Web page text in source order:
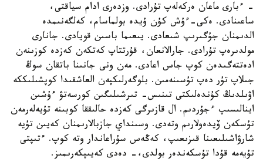
- ءبارى ماعان ەركەلەپ تۇرادى. وزدەرى ادام سياقتى،
ساعىنادى. ەكى-ءۇش كۇن ۇيدە بولماسام، كەلگەنىمدە
الدىمنان جۇگىرىپ شىعادى. يىعىما باسىن قويادى. جانارى
مولدىرەپ تۇرادى. جارالانعان، قۇرتتاپ كەتكەن كەزدە كوزىنەن
ادەتتەگىدەن كوپ جاس اعادى. مەن ونى جانىنا باتقان سوڭ
جىلاپ تۇر دەپ تۇسىنەمىن. بلوگەرلىكپەن العاشقىدا كوپشىلىككە
اۋىلدىڭ كۇندەلىكتى تىنىس- تىرشىلىگىن كورسەتۋ ءۇشىن
اينالىسىپ ءجۇردىم. ال قازىرگى كەزدە حالىققا كوبىنە تۇيەلەرمەن
تۇسكەن ۆيدەولارىم وتەدى. وسىنداي جازبالارىمنان كەيىن تۇيە
شارۋاشىلىعىنا قىزىعىپ، كەڭەس سۇراعاندار وتە كوپ. ءتىپتى
تۇيەمە قۇدا تۇسكەندەر بولدى،- دەدى كەيىپكەرىمىز.